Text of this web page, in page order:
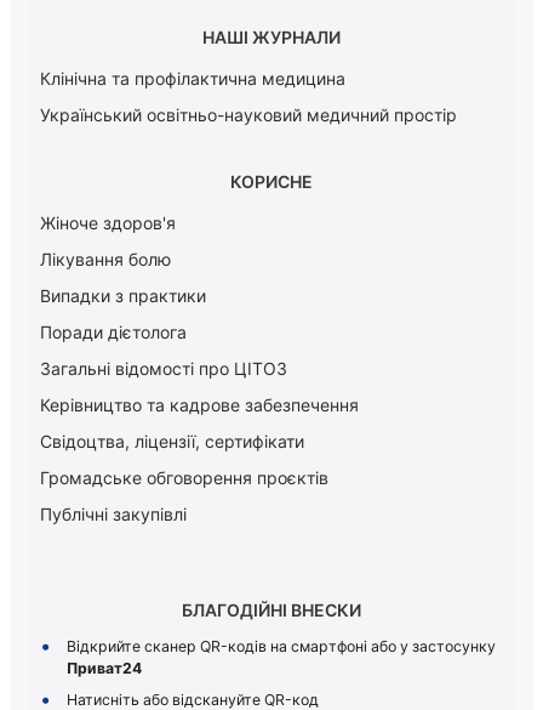
НАШІ ЖУРНАЛИ
Клінічна та профілактична медицина
Український освітньо-науковий медичний простір
КОРИСНЕ
Жіноче здоров'я
Лікування болю
Випадки з практики
Поради дієтолога
Загальні відомості про ЦІТОЗ
Керiвництво та кадрове забезпечення
Свідоцтва, ліцензії, сертифікати
Громадське обговорення проєктів
Публічні закупівлі
БЛАГОДІЙНІ ВНЕСКИ
Відкрийте сканер QR-кодів на смартфоні або у застосунку
Приват24
Натисніть або відскануйте QR-код